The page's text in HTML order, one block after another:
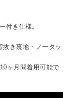
付き仕様。
抜き裏地・ノータッ
ヶ月間着用可能で